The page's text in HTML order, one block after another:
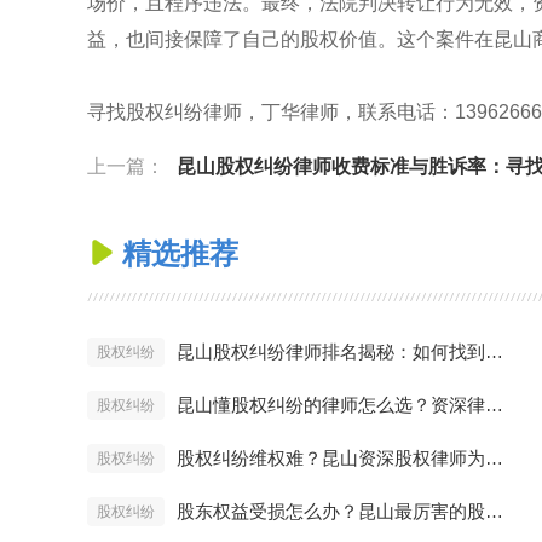
益，也间接保障了自己的股权价值。这个案件在昆
寻找股权纠纷律师，丁华律师，联系电话：
上一篇： 昆山股权纠纷律师收费标准与胜诉率：寻找高性价比
 精选推荐
股权纠纷 昆山股权纠纷律师排名揭秘：如何找到最厉害的股权律师？
股权纠纷 昆山懂股权纠纷的律师怎么选？资深律师教你避坑
股权纠纷 股权纠纷维权难？昆山资深股权律师为您详解法律方案
股权纠纷 股东权益受损怎么办？昆山最厉害的股权纠纷律师实战解析